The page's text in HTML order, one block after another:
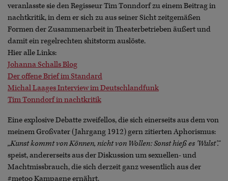
veranlasste sie den Regisseur Tim Tonndorf zu einem Beitrag in
nachtkritik, in dem er sich zu aus seiner Sicht zeitgemäßen
Formen der Zusammenarbeit in Theaterbetrieben äußert und
damit ein regelrechten shitstorm auslöste.
Hier alle Links:
Johanna Schalls Blog
Der offene Brief im Standard
Michal Laages Interview im Deutschlandfunk
Tim Tonndorf in nachtkritik
Eine explosive Debatte zweifellos, die sich einerseits aus dem von
meinem Großvater (Jahrgang 1912) gern zitierten Aphorismus:
„Kunst kommt von Können, nicht von Wollen: Sonst hieß es 'Wulst'.“
speist, andererseits aus der Diskussion um sexuellen- und
Machtmissbrauch, die sich derzeit ganz wesentlich aus der
#metoo Kampagne ernährt.